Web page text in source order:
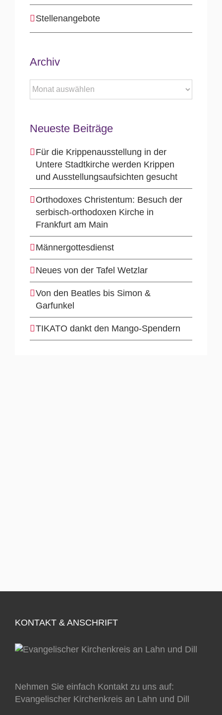
Stellenangebote
Archiv
Archiv
Neueste Beiträge
Für die Krippenausstellung in der
Untere Stadtkirche werden Krippen
und Ausstellungsaufsichten gesucht
Orthodoxes Christentum: Besuch der
serbisch-orthodoxen Kirche in
Frankfurt am Main
Männergottesdienst
Neues von der Tafel Wetzlar
Von den Beatles bis Simon &
Garfunkel
TIKATO dankt den Mango-Spendern
KONTAKT & ANSCHRIFT
Nehmen Sie einfach Kontakt zu uns auf:
Evangelischer Kirchenkreis an Lahn und Dill